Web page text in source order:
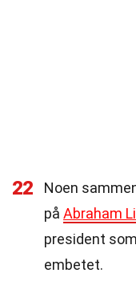
22
Noen
på Abraham
president
embetet.